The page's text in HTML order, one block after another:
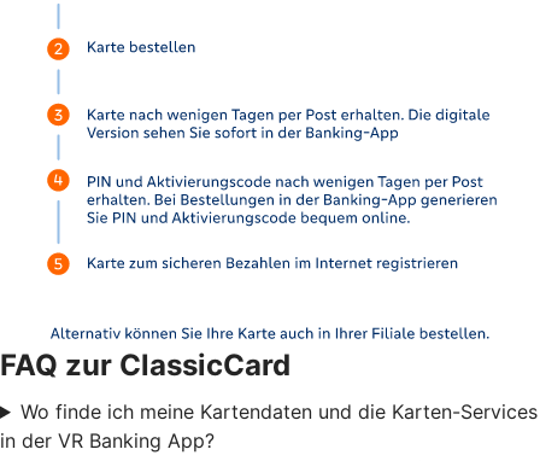
FAQ zur ClassicCard
Wo finde ich meine Kartendaten und die Karten-Services
in der VR Banking App?